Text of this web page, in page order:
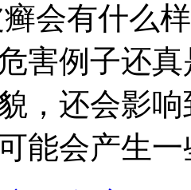
会有什么
害例子还
，还会影
能会产生一